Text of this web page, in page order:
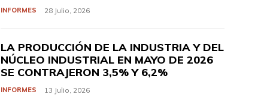
INFORMES 28 Julio, 2026
LA PRODUCCIÓN DE LA INDUSTRIA Y DEL
NÚCLEO INDUSTRIAL EN MAYO DE 2026
SE CONTRAJERON 3,5% Y 6,2%
INFORMES 13 Julio, 2026